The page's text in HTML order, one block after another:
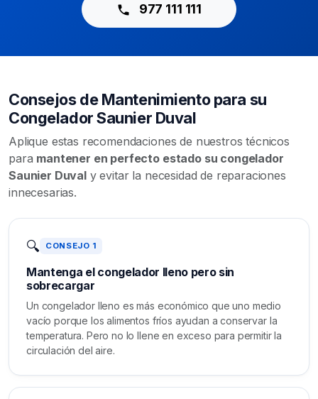
977 111 111
Consejos de Mantenimiento para su
Congelador Saunier Duval
Aplique estas recomendaciones de nuestros técnicos
para mantener en perfecto estado su congelador
Saunier Duvaly evitar la necesidad de reparaciones
innecesarias.
🔍 CONSEJO 1
Mantenga el congelador lleno pero sin
sobrecargar
Un congelador lleno es más económico que uno medio
vacío porque los alimentos fríos ayudan a conservar la
temperatura. Pero no lo llene en exceso para permitir la
circulación del aire.